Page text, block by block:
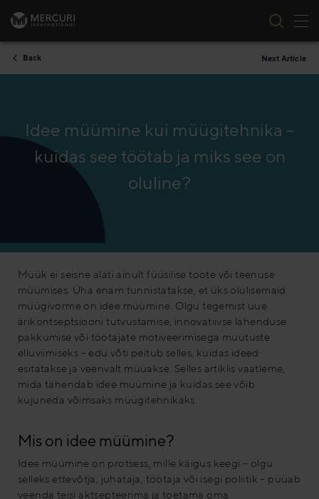
Skip to content
Back Next Article
Idee müümine kui müügitehnika –
kuidas see töötab ja miks see on
oluline?
Müük ei seisne alati ainult füüsilise toote või teenuse
müümises. Üha enam tunnistatakse, et üks olulisemaid
müügivorme on idee müümine. Olgu tegemist uue
ärikontseptsiooni tutvustamise, innovatiivse lahenduse
pakkumise või töötajate motiveerimisega muutuste
elluviimiseks – edu võti peitub selles, kuidas ideed
esitatakse ja veenvalt müüakse. Selles artiklis vaatleme,
mida tähendab idee müümine ja kuidas see võib
kujuneda võimsaks müügitehnikaks.
Mis on idee müümine?
Idee müümine on protsess, mille käigus keegi – olgu
selleks ettevõtja, juhataja, töötaja või isegi poliitik – püüab
veenda teisi aktsepteerima ja toetama oma